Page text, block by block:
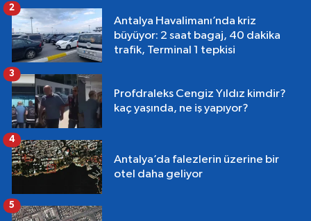
Antalya Havalimanı’nda kriz
büyüyor: 2 saat bagaj, 40 dakika
trafik, Terminal 1 tepkisi
2
Profdraleks Cengiz Yıldız kimdir?
kaç yaşında, ne iş yapıyor?
3
Antalya’da falezlerin üzerine bir
otel daha geliyor
4
5